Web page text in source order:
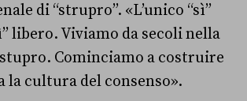
di “strupro”. «L’unico “sì”
libero. Viviamo da secoli nella
Cominciamo a costruire
la cultura del consenso».